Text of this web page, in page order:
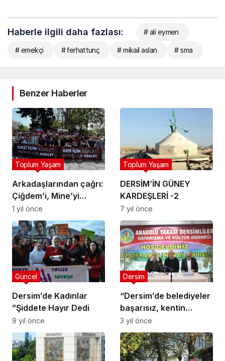
Haberle ilgili daha fazlası: # ali eymen
# emekçi # ferhat tunç # mikail aslan # sma
Benzer Haberler
Arkadaşlarından çağrı:
Çiğdem’i, Mine’yi
serbest bırakın
Toplum Yaşam
1 yıl önce
DERSİM’İN GÜNEY
KARDEŞLERİ -2
Toplum Yaşam
7 yıl önce
Dersim’de Kadınlar
”Şiddete Hayır Dedi
Güncel
9 yıl önce
“Dersim’de belediyeler
başarısız, kentin
hafızası şehre
yansımıyor”
Dersim
3 yıl önce